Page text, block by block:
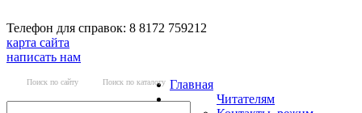
Телефон для справок: 8 8172 759212
карта сайта
написать нам
Поиск по сайту Поиск по каталогу Главная
Читателям